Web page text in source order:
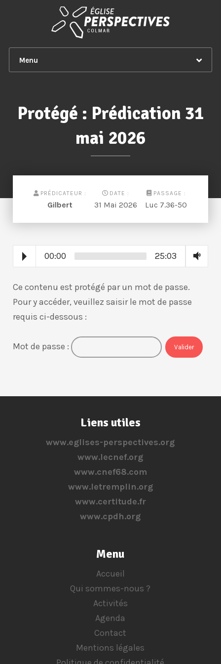
Menu
Protégé : Prédication 31
mai 2026
PRÉDICATEUR :
Gilbert
DATE :
31 Mai 2026
PASSAGE :
Luc 7.36-50
00:00 25:03
Ce contenu est protégé par un mot de passe.
Pour y accéder, veuillez saisir le mot de passe
requis ci-dessous :
Mot de passe :
Liens utiles
www.eglises-perspectives.org
www.lecnef.org
www.cnef68.com
www.letremplin.org
www.certitude.fr
www.cpdh.org
Menu
Accueil
Qui sommes-nous ?
Activités
Agenda
Contact
Mentions légales